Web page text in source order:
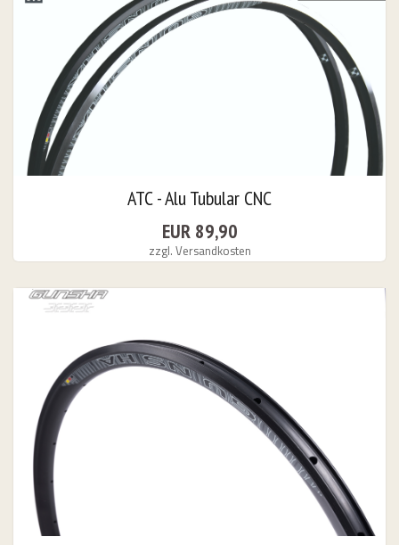
Bikeleasing.de leasen
ATC - Alu Tubular CNC
EUR 89,90
zzgl. Versandkosten